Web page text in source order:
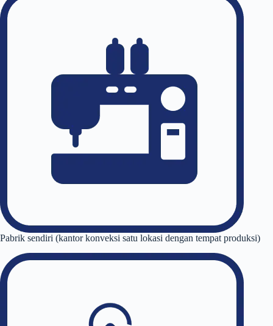
Pabrik sendiri (kantor konveksi satu lokasi dengan tempat produksi)